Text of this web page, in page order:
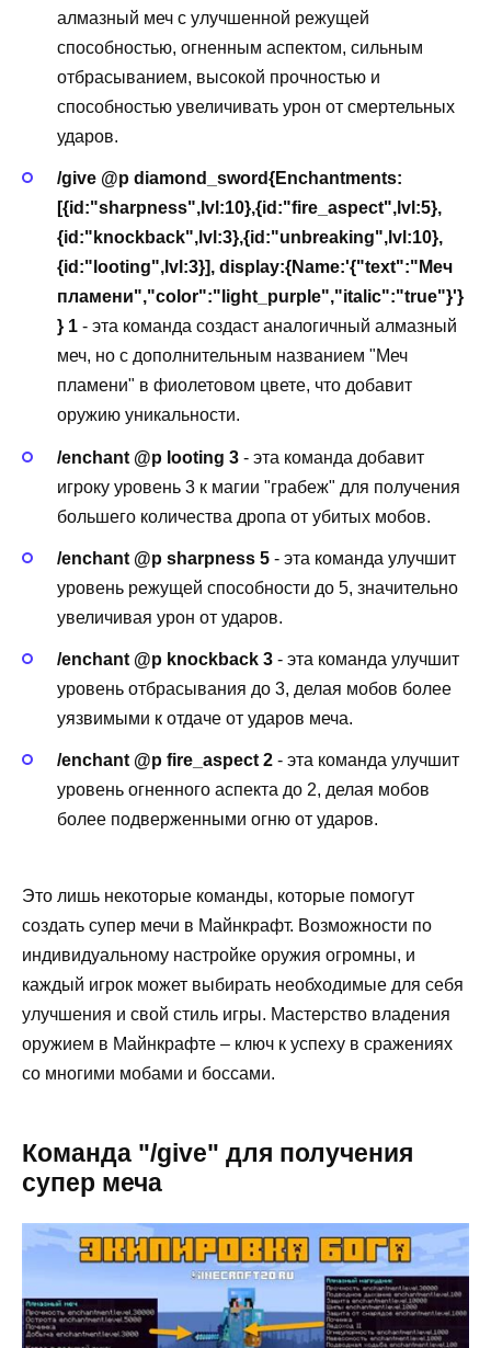
алмазный меч с улучшенной режущей
способностью, огненным аспектом, сильным
отбрасыванием, высокой прочностью и
способностью увеличивать урон от смертельных
ударов.
/give @p diamond_sword{Enchantments:
[{id:"sharpness",lvl:10},{id:"fire_aspect",lvl:5},
{id:"knockback",lvl:3},{id:"unbreaking",lvl:10},
{id:"looting",lvl:3}], display:{Name:'{"text":"Меч
пламени","color":"light_purple","italic":"true"}'}
} 1 - эта команда создаст аналогичный алмазный
меч, но с дополнительным названием "Меч
пламени" в фиолетовом цвете, что добавит
оружию уникальности.
/enchant @p looting 3 - эта команда добавит
игроку уровень 3 к магии "грабеж" для получения
большего количества дропа от убитых мобов.
/enchant @p sharpness 5 - эта команда улучшит
уровень режущей способности до 5, значительно
увеличивая урон от ударов.
/enchant @p knockback 3 - эта команда улучшит
уровень отбрасывания до 3, делая мобов более
уязвимыми к отдаче от ударов меча.
/enchant @p fire_aspect 2 - эта команда улучшит
уровень огненного аспекта до 2, делая мобов
более подверженными огню от ударов.
Это лишь некоторые команды, которые помогут
создать супер мечи в Майнкрафт. Возможности по
индивидуальному настройке оружия огромны, и
каждый игрок может выбирать необходимые для себя
улучшения и свой стиль игры. Мастерство владения
оружием в Майнкрафте – ключ к успеху в сражениях
со многими мобами и боссами.
Команда "/give" для получения
супер меча